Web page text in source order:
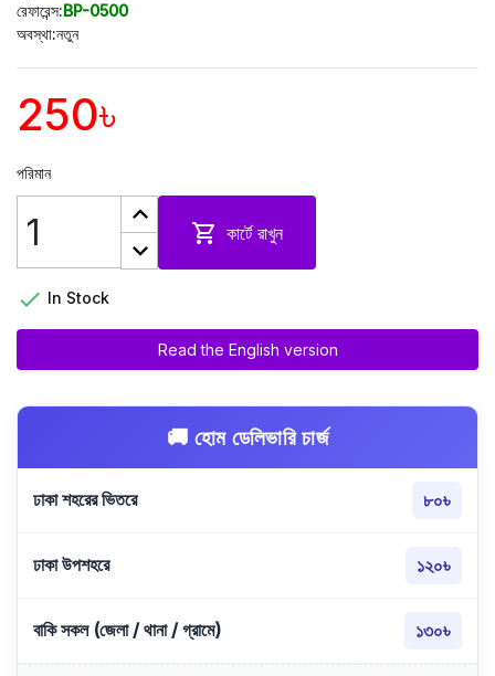
রেফারেন্স:BP-0500
অবস্থা:নতুন
250৳
পরিমান
 কার্টে রাখুন
 In Stock
Read the English version
🚚 হোম ডেলিভারি চার্জ
ঢাকা শহরের ভিতরে ৮০৳
ঢাকা উপশহরে ১২০৳
বাকি সকল (জেলা / থানা / গ্রামে) ১৩০৳